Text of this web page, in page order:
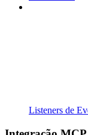
Listeners de